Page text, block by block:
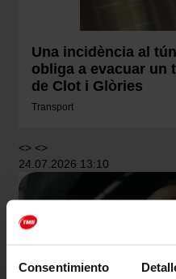
Consentimiento
Una incidència al
obliga a evacuar un
de Clot i Glòries
Transport
<> <>
24.07.2026 13:10